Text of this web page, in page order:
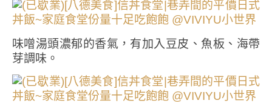
味噌湯頭濃郁的香氣，有加入豆皮、魚板、海帶
芽調味。